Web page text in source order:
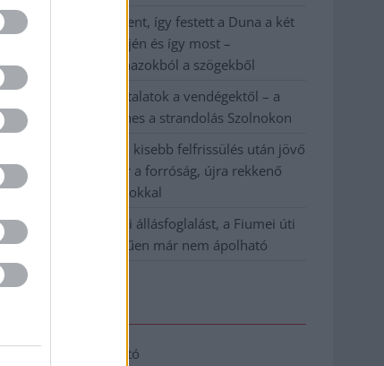
Egyszer fent, egyszer lent, így festett a Duna a két
évvel ezelőtti árvíz idején és így most –
ugyanazokból a szögekből
eddig a tapasztalatok a vendégektől – a
miatt ingyenes a strandolás Szolnokon
Nem biztató: a hétvégi kisebb felfrissülés után jövő
megint visszatér a forróság, újra rekkenő
jön, akár 38 fokokkal
a szakértői állásfoglalást, a Fiumei úti
többsége szakszerűen már nem ápolható
Adatkezelési tájékoztató